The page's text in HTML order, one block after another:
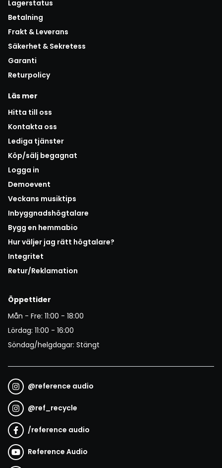
Lagerstatus
Betalning
Frakt & Leverans
Säkerhet & Sekretess
Garanti
Returpolicy
Läs mer
Hitta till oss
Kontakta oss
Lediga tjänster
Köp/sälj begagnat
Logga in
Demoevent
Veckans musiktips
Inbyggnadshögtalare
Bygg en hemmabio
Hur väljer jag rätt högtalare?
Integritet
Retur/Reklamation
Öppettider
Mån - Fre: 11:00 - 18:00
Lördag: 11:00 - 16:00
Söndag/helgdagar: Stängt
@reference audio
@ref_recycle
/reference audio
Reference Audio